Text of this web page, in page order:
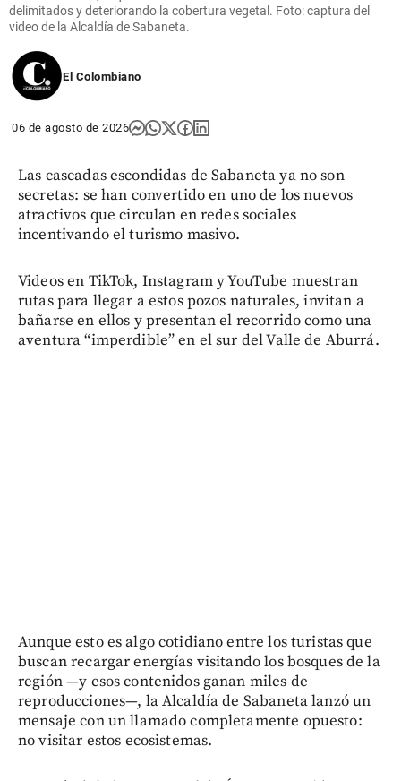
delimitados y deteriorando la cobertura vegetal. Foto: captura del
video de la Alcaldía de Sabaneta.
El Colombiano
06 de agosto de 2026
Las cascadas escondidas de Sabaneta ya no son
secretas: se han convertido en uno de los nuevos
atractivos que circulan en redes sociales
incentivando el turismo masivo.
Videos en TikTok, Instagram y YouTube muestran
rutas para llegar a estos pozos naturales, invitan a
bañarse en ellos y presentan el recorrido como una
aventura “imperdible” en el sur del Valle de Aburrá.
Aunque esto es algo cotidiano entre los turistas que
buscan recargar energías visitando los bosques de la
región —y esos contenidos ganan miles de
reproducciones—, la Alcaldía de Sabaneta lanzó un
mensaje con un llamado completamente opuesto:
no visitar estos ecosistemas.